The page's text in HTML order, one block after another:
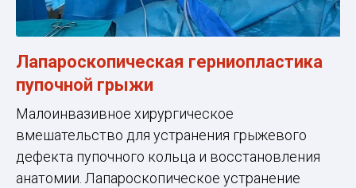
Лапароскопическая герниопластика
пупочной грыжи
Малоинвазивное хирургическое
вмешательство для устранения грыжевого
дефекта пупочного кольца и восстановления
анатомии. Лапароскопическое устранение